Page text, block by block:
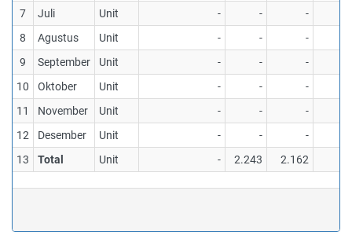
7
Juli Unit - -
-
8
Agustus Unit - -
-
9
September Unit - -
-
10
Oktober Unit - -
-
11
November Unit - -
-
12
Desember Unit - -
-
13
Total Unit - 2.243 2.162